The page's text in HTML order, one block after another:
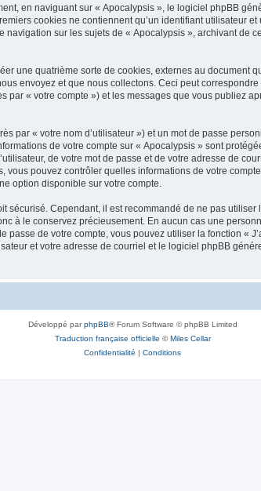
en naviguant sur « Apocalypsis », le logiciel phpBB
cookies ne contiennent qu’un identifiant utilisateur
sur les sujets de « Apocalypsis », archivant de
une quatrième sorte de cookies, externes au document
envoyez et que nous collectons. Ceci peut
par « votre compte ») et les messages que vous publiez
par « votre nom d’utilisateur ») et un mot de passe
de votre compte sur « Apocalypsis » sont
de votre mot de passe et de votre adresse de
pouvez contrôler quelles informations de votre
option disponible sur votre compte.
sécurisé. Cependant, il est recommandé de ne pas
à le conservez précieusement. En aucun cas une
de votre compte, vous pouvez utiliser la fonction «
et votre adresse de courriel et le logiciel phpBB
Développé parphpBB® Forum Software © phpBB Limited
Traduction française officielle ©Miles Cellar
Confidentialité | Conditions